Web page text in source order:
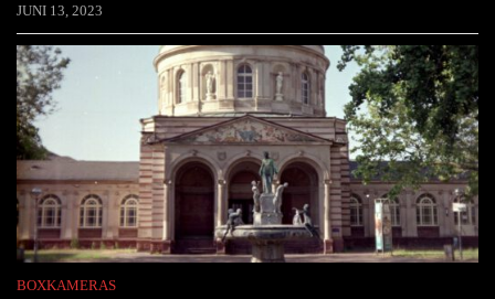
JUNI 13, 2023
BOXKAMERAS